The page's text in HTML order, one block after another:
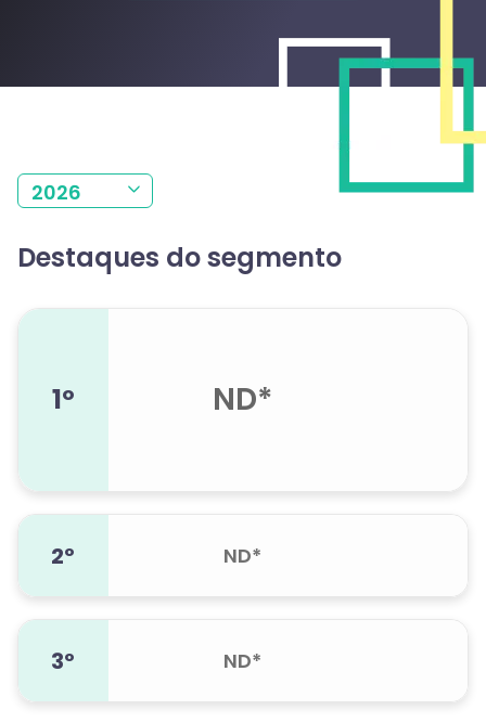
2026
Destaques do segmento
1º ND*
2º ND*
3º ND*